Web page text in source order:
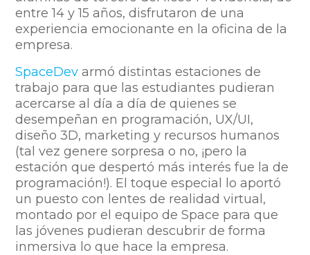
entre 14 y 15 años, disfrutaron de una
experiencia emocionante en la oficina de la
empresa.
SpaceDev armó distintas estaciones de
trabajo para que las estudiantes pudieran
acercarse al día a día de quienes se
desempeñan en programación, UX/UI,
diseño 3D, marketing y recursos humanos
(tal vez genere sorpresa o no, ¡pero la
estación que despertó más interés fue la de
programación!). El toque especial lo aportó
un puesto con lentes de realidad virtual,
montado por el equipo de Space para que
las jóvenes pudieran descubrir de forma
inmersiva lo que hace la empresa.